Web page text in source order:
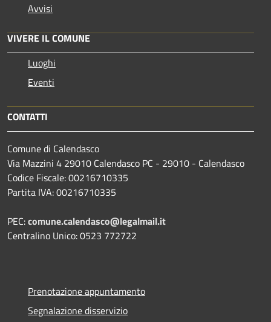
Avvisi
VIVERE IL COMUNE
Luoghi
Eventi
CONTATTI
Comune di Calendasco
Via Mazzini 4 29010 Calendasco PC - 29010 - Calendasco
Codice Fiscale: 00216710335
Partita IVA: 00216710335
PEC:comune.calendasco@legalmail.it
Centralino Unico: 0523 772722
Prenotazione appuntamento
Segnalazione disservizio